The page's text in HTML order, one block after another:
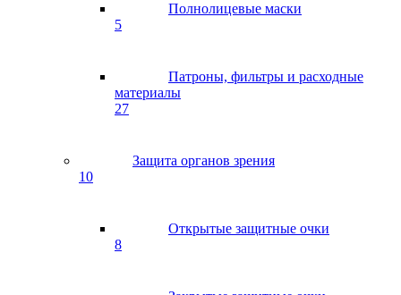
Полнолицевые маски
5
Патроны, фильтры и расходные
материалы
27
Защита органов зрения
10
Открытые защитные очки
8